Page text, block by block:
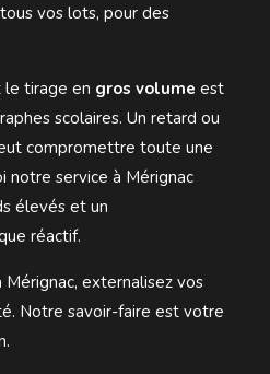
vos lots, pour des
le tirage en gros volume est
scolaires. Un retard ou
compromettre toute une
notre service à Mérignac
élevés et un
réactif.
externalisez vos
Notre savoir-faire est votre